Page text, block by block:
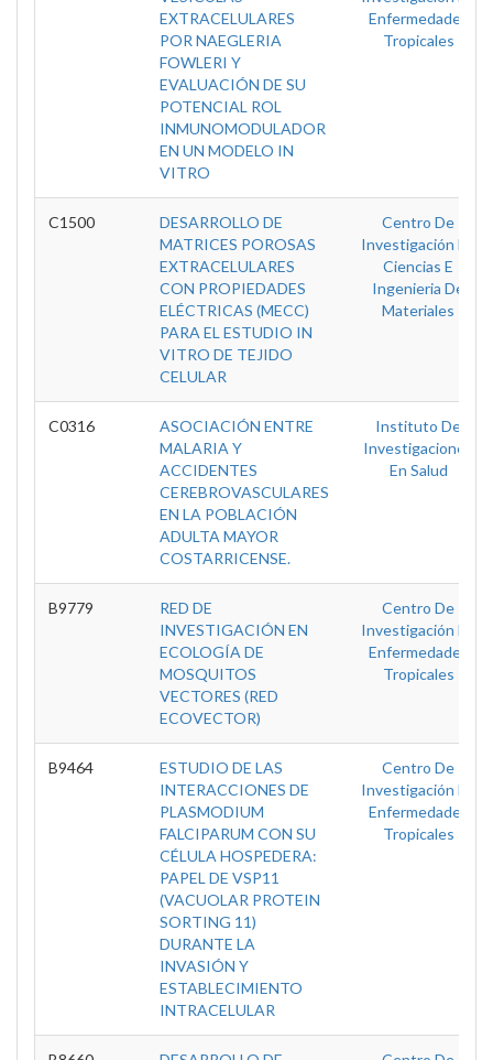
EXTRACELULARES
POR NAEGLERIA
FOWLERI Y
EVALUACIÓN DE SU
POTENCIAL ROL
INMUNOMODULADOR
EN UN MODELO IN
VITRO
Enfermedades
Tropicales
C1500
DESARROLLO DE
MATRICES POROSAS
EXTRACELULARES
CON PROPIEDADES
ELÉCTRICAS (MECC)
PARA EL ESTUDIO IN
VITRO DE TEJIDO
CELULAR
Centro De
Investigación En
Ciencias E
Ingenieria De
Materiales
C0316
ASOCIACIÓN ENTRE
MALARIA Y
ACCIDENTES
CEREBROVASCULARES
EN LA POBLACIÓN
ADULTA MAYOR
COSTARRICENSE.
Instituto De
Investigaciones
En Salud
B9779
RED DE
INVESTIGACIÓN EN
ECOLOGÍA DE
MOSQUITOS
VECTORES (RED
ECOVECTOR)
Centro De
Investigación En
Enfermedades
Tropicales
B9464
ESTUDIO DE LAS
INTERACCIONES DE
PLASMODIUM
FALCIPARUM CON SU
CÉLULA HOSPEDERA:
PAPEL DE VSP11
(VACUOLAR PROTEIN
SORTING 11)
DURANTE LA
INVASIÓN Y
ESTABLECIMIENTO
INTRACELULAR
Centro De
Investigación En
Enfermedades
Tropicales